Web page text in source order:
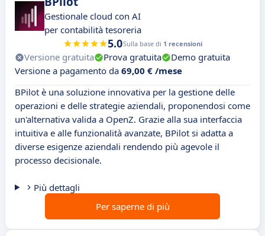
Gestionale cloud con AI
per contabilità tesoreria
5.0Sulla base di 1 recensioni
Versione gratuita Prova gratuita
Demo gratuita
Versione a pagamento da 69,00 € /mese
BPilot è una soluzione innovativa per la gestione delle
operazioni e delle strategie aziendali, proponendosi come
un'alternativa valida a OpenZ. Grazie alla sua interfaccia
intuitiva e alle funzionalità avanzate, BPilot si adatta a
diverse esigenze aziendali rendendo più agevole il
processo decisionale.
Più dettagli
Per saperne di più